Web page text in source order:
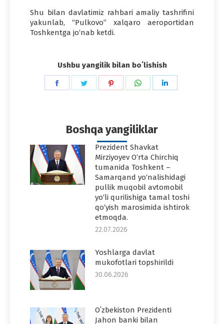
Shu bilan davlatimiz rahbari amaliy tashrifini
yakunlab, “Pulkovo” xalqaro aeroportidan
Toshkentga jo‘nab ketdi.
Ushbu yangilik bilan boʻlishish
Share
Share
Share
Share
Boshqa yangiliklar
Prezident Shavkat
Mirziyoyev O‘rta Chirchiq
tumanida Toshkent –
Samarqand yo‘nalishidagi
pullik muqobil avtomobil
yo‘li qurilishiga tamal toshi
qo‘yish marosimida ishtirok
etmoqda.
22.07.2026
Yoshlarga davlat
mukofotlari topshirildi
30.06.2026
Oʻzbekiston Prezidenti
Jahon banki bilan